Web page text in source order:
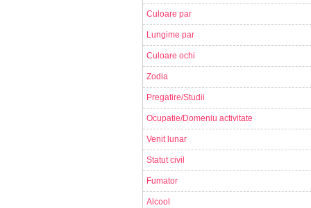
Culoare par
Lungime par
Culoare ochi
Zodia
Pregatire/Studii
Ocupatie/Domeniu activitate
Venit lunar
Statut civil
Fumator
Alcool